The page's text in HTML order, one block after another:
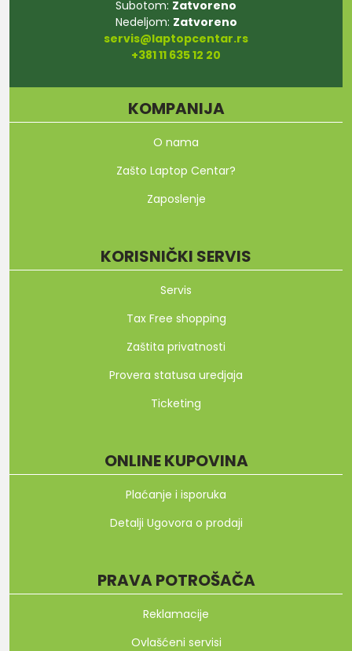
Subotom: Zatvoreno
Nedeljom: Zatvoreno
servis@laptopcentar.rs
+381 11 635 12 20
KOMPANIJA
O nama
Zašto Laptop Centar?
Zaposlenje
KORISNIČKI SERVIS
Servis
Tax Free shopping
Zaštita privatnosti
Provera statusa uredjaja
Ticketing
ONLINE KUPOVINA
Plaćanje i isporuka
Detalji Ugovora o prodaji
PRAVA POTROŠAČA
Reklamacije
Ovlašćeni servisi